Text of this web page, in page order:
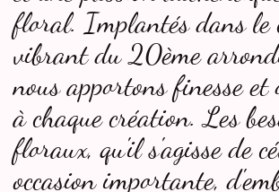
floral. Implantés dans le
vibrant du 20ème
nous apportons finesse
à chaque création. Les
floraux, qu'il s'agisse de
occasion importante,